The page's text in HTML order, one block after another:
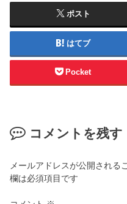
ポスト
はてブ
Pocket
コメントを残す
メールアドレスが公開される
欄は必須項目です